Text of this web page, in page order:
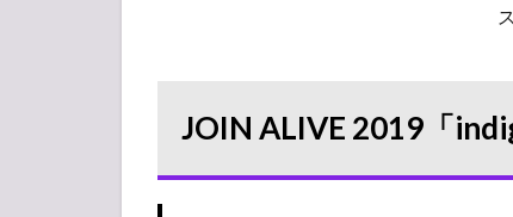
JOIN ALIVE 2019「